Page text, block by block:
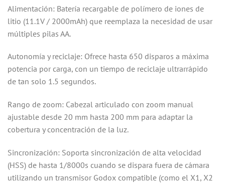
Alimentación: Batería recargable de polímero de iones de
litio (11.1V / 2000mAh) que reemplaza la necesidad de usar
múltiples pilas AA.
Autonomía y reciclaje: Ofrece hasta 650 disparos a máxima
potencia por carga, con un tiempo de reciclaje ultrarrápido
de tan solo 1.5 segundos.
Rango de zoom: Cabezal articulado con zoom manual
ajustable desde 20 mm hasta 200 mm para adaptar la
cobertura y concentración de la luz.
Sincronización: Soporta sincronización de alta velocidad
(HSS) de hasta 1/8000s cuando se dispara fuera de cámara
utilizando un transmisor Godox compatible (como el X1, X2